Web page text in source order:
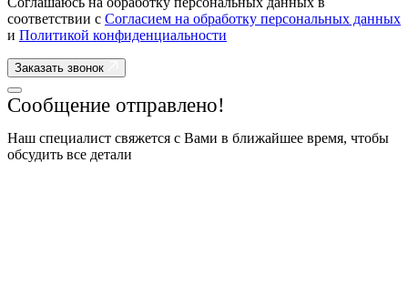
соответствии с Согласием на обработку персональных данных
и Политикой конфиденциальности
Заказать звонок
Сообщение отправлено!
Наш специалист свяжется с Вами в ближайшее время, чтобы
обсудить все детали